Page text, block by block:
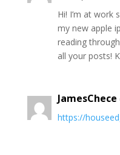
Hi! I’m at work
my new apple
reading
all your posts!
JamesChece
https://